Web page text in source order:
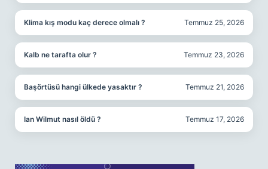
Klima kış modu kaç derece olmalı ? Temmuz 25, 2026
Kalb ne tarafta olur ? Temmuz 23, 2026
Başörtüsü hangi ülkede yasaktır ? Temmuz 21, 2026
Ian Wilmut nasıl öldü ? Temmuz 17, 2026